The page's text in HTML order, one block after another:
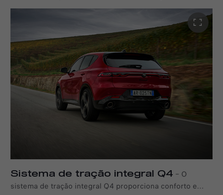
alumínio–Natural e instintivo, preciso e direto, o
Alfa Romeo Tonale Ibrida Plug-in Q4 lidera o segmento
com a direção mais direta da sua classe. Combinado com
sistemas avançados de suspensão dianteira e traseira,
redefine a forma como um SUV deve comportar-se na
estrada. O Tonale Ibrida Plug-in Q4 também apresenta
outra característica distintiva e icónica da Alfa Romeo:
patilhas de mudança de velocidades totalmente em
alumínio, onstruídas em peça única e fixas à coluna de
direção, proporcionando uma alternativa responsiva e
emocionante para qualquer condução ou viagem.
Sistema de tração integral Q4 – O
sistema de tração integral Q4 proporciona conforto e